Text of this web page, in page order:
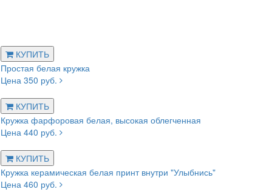
КУПИТЬ
Простая белая кружка
Цена 350 руб.
КУПИТЬ
Кружка фарфоровая белая, высокая облегченная
Цена 440 руб.
КУПИТЬ
Кружка керамическая белая принт внутри "Улыбнись"
Цена 460 руб.